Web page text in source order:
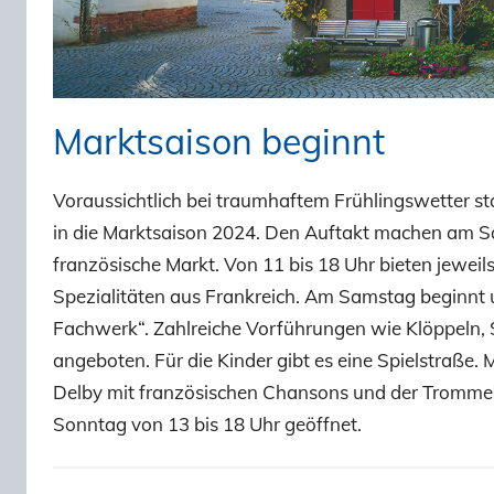
Marktsaison beginnt
Voraussichtlich bei traumhaftem Frühlingswetter
in die Marktsaison 2024. Den Auftakt machen am
französische Markt. Von 11 bis 18 Uhr bieten
Spezialitäten aus Frankreich. Am Samstag
Fachwerk“. Zahlreiche Vorführungen wie
angeboten. Für die Kinder gibt es eine
Delby mit französischen Chansons und der
Sonntag von 13 bis 18 Uhr geöffnet.